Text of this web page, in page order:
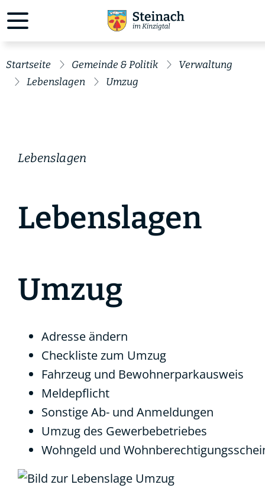
Startseite Gemeinde & Politik
Verwaltung
Lebenslagen
Umzug
Lebenslagen
Lebenslagen
Umzug
Adresse ändern
Checkliste zum Umzug
Fahrzeug und Bewohnerparkausweis
Meldepflicht
Sonstige Ab- und Anmeldungen
Umzug des Gewerbebetriebes
Wohngeld und